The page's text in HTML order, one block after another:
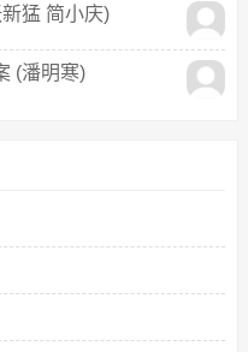
猛 简小庆)
(潘明寒)